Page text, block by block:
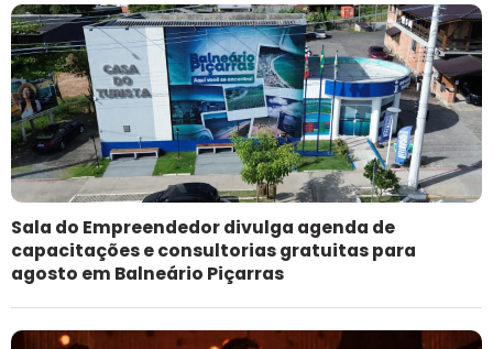
Sala do Empreendedor divulga agenda de
capacitações e consultorias gratuitas para
agosto em Balneário Piçarras